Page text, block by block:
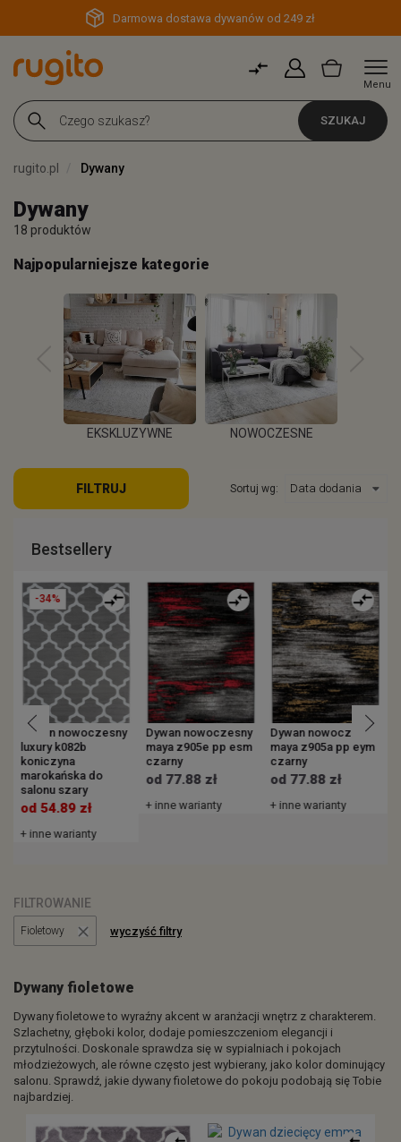
Darmowa dostawa dywanów od 249 zł
Menu
SZUKAJ
rugito.pl Dywany
Dywany
18 produktów
Najpopularniejsze kategorie
WIĘCEJ
EKSKLUZYWNE NOWOCZESNE
FILTRUJ Sortuj wg:
Bestsellery
-34%
Dywan nowoczesny
luxury k082b
koniczyna
marokańska do
salonu szary
od 54.89 zł
+ inne warianty
Dywan nowoczesny
maya z905e pp esm
czarny
od 77.88 zł
+ inne warianty
Dywan nowoczesny
maya z905a pp eym
czarny
od 77.88 zł
+ inne warianty
FILTROWANIE
Fioletowy wyczyść filtry
Dywany fioletowe
Dywany fioletowe to wyraźny akcent w aranżacji wnętrz z charakterem.
Szlachetny, głęboki kolor, dodaje pomieszczeniom elegancji i
przytulności. Doskonale sprawdza się w sypialniach i pokojach
młodzieżowych, ale równe często jest wybierany, jako kolor dominujący
salonu. Sprawdź, jakie dywany fioletowe do pokoju podobają się Tobie
najbardziej.